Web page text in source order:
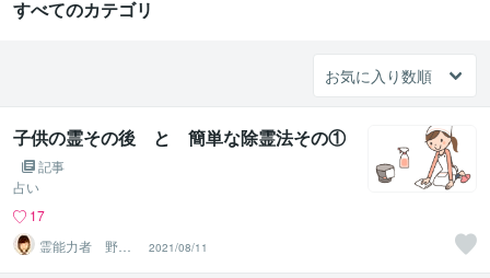
すべてのカテゴリ
子供の霊その後 と 簡単な除霊法その①
記事
占い
17
霊能力者 野神
董子（とうこ）
2021/08/11